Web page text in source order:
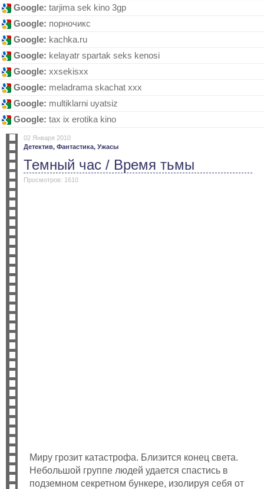
Google: tarjima sek kino 3gp
Google: порночикс
Google: kасhkа.ru
Google: kelayatr spartak seks kenosi
Google: xxsekisxx
Google: meladrama skachat xxx
Google: multiklarni uyatsiz
Google: tax ix erotika kino
02 Января 2010
Детектив, Фантастика, Ужасы
Темный час / Время тьмы
Просмотров: 1610
Миру грозит катастрофа. Близится конец света.
Небольшой группе людей удается спастись в
подземном секретном бункере, изолируя себя от